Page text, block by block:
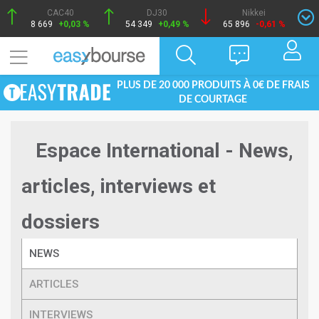
CAC40
8 669
+0,03 %
DJ30
54 349
+0,49 %
Nikkei
65 896
-0,61 %
PLUS DE 20 000 PRODUITS À 0€ DE FRAIS
DE COURTAGE
Espace International - News,
articles, interviews et
dossiers
NEWS
ARTICLES
INTERVIEWS